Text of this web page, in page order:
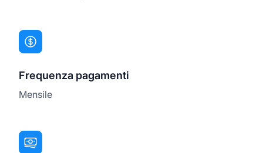
Frequenza pagamenti
Mensile